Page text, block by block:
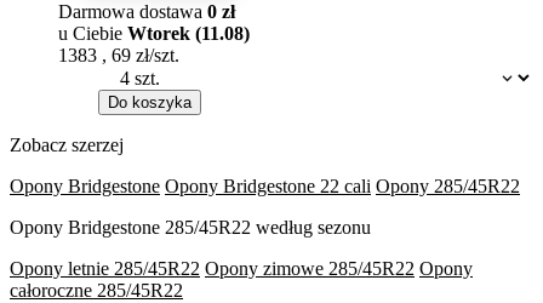
Dostępność:
Darmowa dostawa 0 zł
u Ciebie Wtorek (11.08)
1383 , 69 zł/szt.
Do koszyka
Zobacz szerzej
Opony Bridgestone Opony Bridgestone 22 cali Opony 285/45R22
Opony Bridgestone 285/45R22 według sezonu
Opony letnie 285/45R22 Opony zimowe 285/45R22 Opony
całoroczne 285/45R22